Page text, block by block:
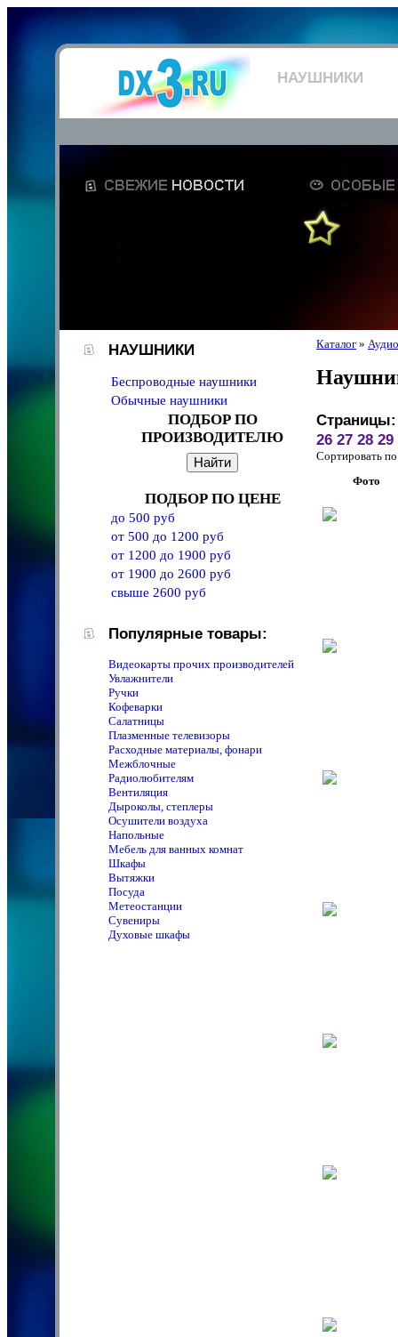
НАУШНИКИ
НАУШНИКИ
Беспроводные наушники
Обычные наушники
ПОДБОР ПО
ПРОИЗВОДИТЕЛЮ
ПОДБОР ПО ЦЕНЕ
до 500 руб
от 500 до 1200 руб
от 1200 до 1900 руб
от 1900 до 2600 руб
свыше 2600 руб
Популярные товары:
Видеокарты прочих производителей
Увлажнители
Ручки
Кофеварки
Салатницы
Плазменные телевизоры
Расходные материалы, фонари
Межблочные
Радиолюбителям
Вентиляция
Дыроколы, степлеры
Осушители воздуха
Напольные
Мебель для ванных комнат
Шкафы
Вытяжки
Посуда
Метеостанции
Сувениры
Духовые шкафы
Каталог »
Страницы:
26 27 28 29
Сортировать
Фото